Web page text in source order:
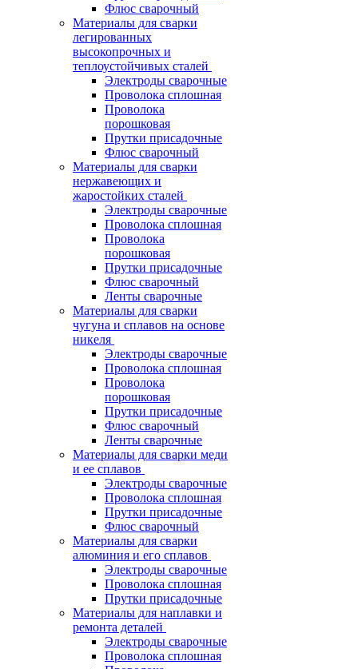
Флюс сварочный
Материалы для сварки
легированных
высокопрочных и
теплоустойчивых сталей
Электроды сварочные
Проволока сплошная
Проволока
порошковая
Прутки присадочные
Флюс сварочный
Материалы для сварки
нержавеющих и
жаростойких сталей
Электроды сварочные
Проволока сплошная
Проволока
порошковая
Прутки присадочные
Флюс сварочный
Ленты сварочные
Материалы для сварки
чугуна и сплавов на основе
никеля
Электроды сварочные
Проволока сплошная
Проволока
порошковая
Прутки присадочные
Флюс сварочный
Ленты сварочные
Материалы для сварки меди
и ее сплавов
Электроды сварочные
Проволока сплошная
Прутки присадочные
Флюс сварочный
Материалы для сварки
алюминия и его сплавов
Электроды сварочные
Проволока сплошная
Прутки присадочные
Материалы для наплавки и
ремонта деталей
Электроды сварочные
Проволока сплошная